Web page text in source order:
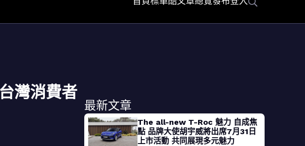
灣消費者
最新文章
The all-new T-Roc 魅力 自成焦
點 品牌大使胡宇威將出席7月31日
上市活動 共同展現多元魅力